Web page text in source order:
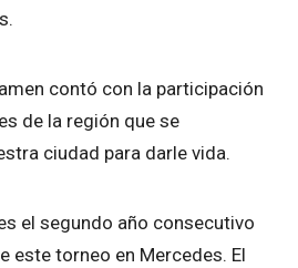
contó con la participación
de la región que se
ciudad para darle vida.
el segundo año consecutivo
este torneo en Mercedes. El